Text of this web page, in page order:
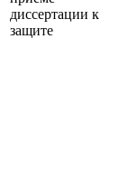
диссертации к
защите